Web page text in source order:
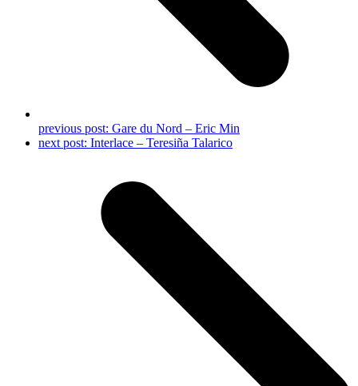
previous post: Gare du Nord – Eric Min
next post: Interlace – Teresiña Talarico